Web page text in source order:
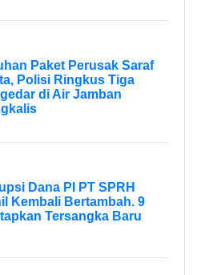
Paket Perusak Saraf
Polisi Ringkus Tiga
di Air Jamban
Dana PI PT SPRH
Kembali Bertambah. 9
Tersangka Baru